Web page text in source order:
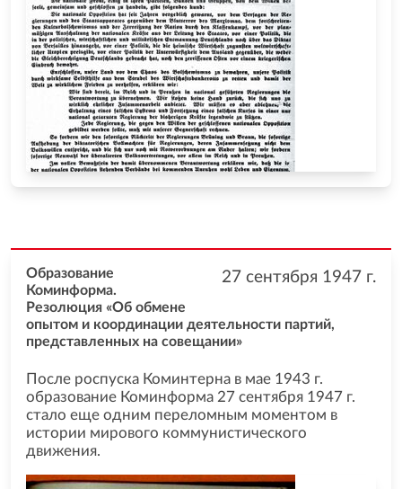
27 сентября 1947 г.
Образование
Коминформа.
Резолюция «Об обмене
опытом и координации деятельности партий,
представленных на совещании»
После роспуска Коминтерна в мае 1943 г.
образование Коминформа 27 сентября 1947 г.
стало еще одним переломным моментом в
истории мирового коммунистического
движения.